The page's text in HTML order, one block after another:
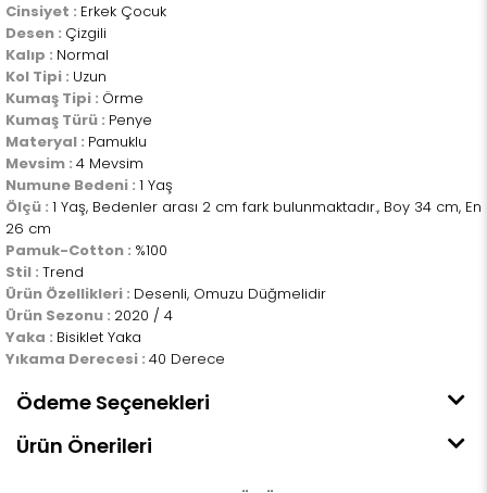
Cinsiyet : Erkek Çocuk
Desen : Çizgili
Kalıp : Normal
Kol Tipi : Uzun
Kumaş Tipi : Örme
Kumaş Türü : Penye
Materyal : Pamuklu
Mevsim : 4 Mevsim
Numune Bedeni : 1 Yaş
Ölçü : 1 Yaş, Bedenler arası 2 cm fark bulunmaktadır., Boy 34 cm, En
26 cm
Pamuk-Cotton : %100
Stil : Trend
Ürün Özellikleri : Desenli, Omuzu Düğmelidir
Ürün Sezonu : 2020 / 4
Yaka : Bisiklet Yaka
Yıkama Derecesi : 40 Derece
Ödeme Seçenekleri
Ürün Önerileri